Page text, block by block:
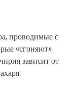
проводимые с
«сгоняют»
зависит от